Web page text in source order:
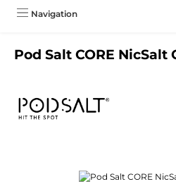
Navigation
Pod Salt CORE NicSalt
Bildergalerie überspringen